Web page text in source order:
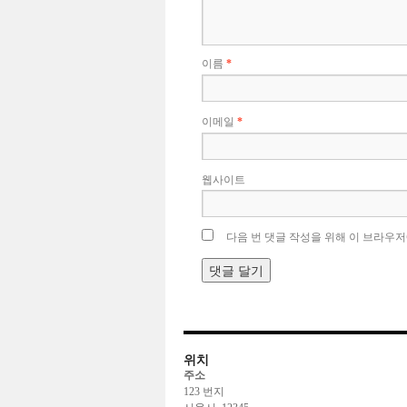
이름 *
이메일 *
웹사이트
다음 번 댓글 작성을 위해 이 브라우
위치
주소
123 번지